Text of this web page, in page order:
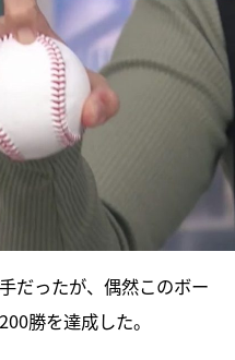
だったが、偶然このボー
勝を達成した。